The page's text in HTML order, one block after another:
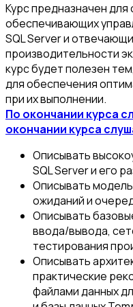
Курс предназначен
обеспечивающих
SQL Server и
производительности
курс будет полезен
для обеспечения
при их выполнении.
По окончании курса
окончании курса
Описывать
SQL Server и его
Описывать
ожиданий и
Описывать
ввода/вывода,
тестирования
Описывать
практические
файлами данных